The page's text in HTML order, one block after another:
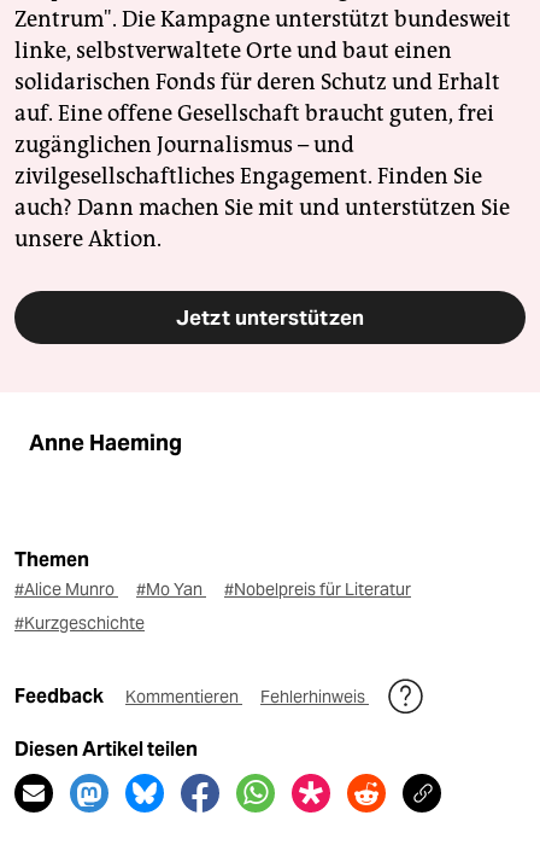
Zentrum". Die Kampagne unterstützt bundesweit
linke, selbstverwaltete Orte und baut einen
solidarischen Fonds für deren Schutz und Erhalt
auf. Eine offene Gesellschaft braucht guten, frei
zugänglichen Journalismus – und
zivilgesellschaftliches Engagement. Finden Sie
auch? Dann machen Sie mit und unterstützen Sie
unsere Aktion.
Jetzt unterstützen
Anne Haeming
Themen
#Alice Munro #Mo Yan
#Nobelpreis für Literatur
#Kurzgeschichte
Feedback Kommentieren Fehlerhinweis
Diesen Artikel teilen